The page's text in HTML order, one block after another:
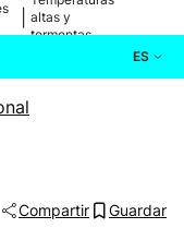
altas y
tormentas
ES
Compartir Guardar